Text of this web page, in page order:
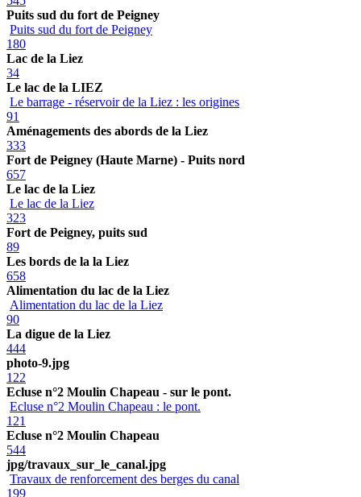
Puits sud du fort de Peigney
Puits sud du fort de Peigney
180
Lac de la Liez
34
Le lac de la LIEZ
Le barrage - réservoir de la Liez : les origines
91
Aménagements des abords de la Liez
333
Fort de Peigney (Haute Marne) - Puits nord
657
Le lac de la Liez
Le lac de la Liez
323
Fort de Peigney, puits sud
89
Les bords de la la Liez
658
Alimentation du lac de la Liez
Alimentation du lac de la Liez
90
La digue de la Liez
444
photo-9.jpg
122
Ecluse n°2 Moulin Chapeau - sur le pont.
Ecluse n°2 Moulin Chapeau : le pont.
121
Ecluse n°2 Moulin Chapeau
544
jpg/travaux_sur_le_canal.jpg
Travaux de renforcement des berges du canal
199